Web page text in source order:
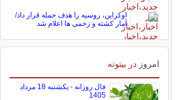
اوکراین، روسیه را هدف حمله قرار داد/
آمار کشته و زخمی ها اعلام شد
امروز در بیتوته
فال روزانه - یکشنبه 18 مرداد
1405